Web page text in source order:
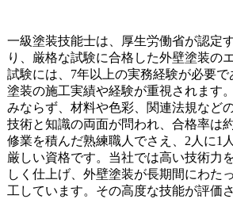
一級塗装技能士は、厚生労働省が認定
り、厳格な試験に合格した外壁塗装の
試験には、7年以上の実務経験が必要
塗装の施工実績や経験が重視されます
みならず、材料や色彩、関連法規など
技術と知識の両面が問われ、合格率は
修業を積んだ熟練職人でさえ、2人に1
厳しい資格です。当社では高い技術力
しく仕上げ、外壁塗装が長期間にわた
工しています。その高度な技能が評価